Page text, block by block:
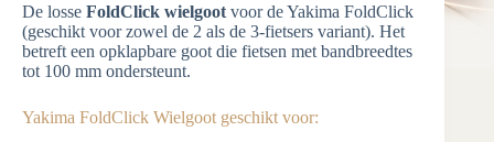
De losse FoldClick wielgoot voor de Yakima FoldClick
(geschikt voor zowel de 2 als de 3-fietsers variant). Het
betreft een opklapbare goot die fietsen met bandbreedtes
tot 100 mm ondersteunt.
Yakima FoldClick Wielgoot geschikt voor: